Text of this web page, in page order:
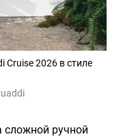
Cruise 2026 в стиле
сложной ручной